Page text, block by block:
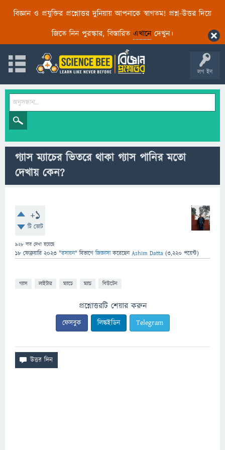
বিজ্ঞান ও প্রযুক্তির প্রশ্নোত্তর দুনিয়ায় আপনাকে স্বাগতম! প্রশ্ন-উত্তর দিয়ে
জিতে নিন পুরস্কার, বিস্তারিত এখানেদেখুন।
লগ ইন
গ্যাস ম্যাচের ভিতরে থাকা গ্যাস পানির মতো
দেখায় কেন?
+1
টি ভোট
928 বার দেখা হয়েছে
18 ফেব্রুয়ারি 2023 "রসায়ন" বিভাগে জিজ্ঞাসাকরেছেনAshim Datta (3,220 পয়েন্ট)
গ্যাস লাইটার ম্যাচে ম্যাচ বিউটেন
প্রশ্নোত্তরটি শেয়ার করুন
ফেসবুক লিঙ্কইডিন Telegram